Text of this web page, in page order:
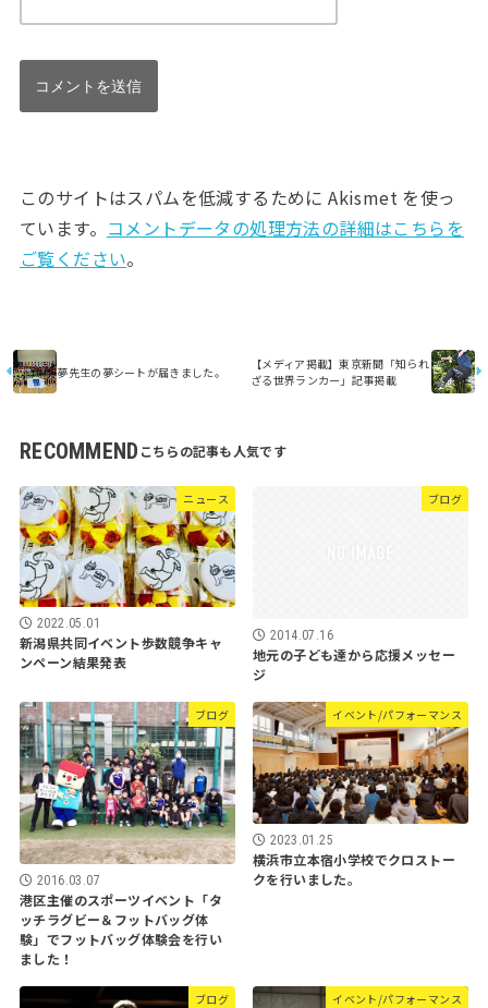
このサイトはスパムを低減するために Akismet を使っ
ています。 コメントデータの処理方法の詳細はこちらを
ご覧ください。
夢先生の夢シートが届きました。
【メディア掲載】東京新聞「知られ
ざる世界ランカー」記事掲載
RECOMMEND
ニュース
2022.05.01
新潟県共同イベント歩数競争キャ
ンペーン結果発表
ブログ
2014.07.16
地元の子ども達から応援メッセー
ジ
ブログ
2016.03.07
港区主催のスポーツイベント「タ
ッチラグビー＆フットバッグ体
験」でフットバッグ体験会を行い
ました！
イベント/パフォーマンス
2023.01.25
横浜市立本宿小学校でクロストー
クを行いました。
ブログ イベント/パフォーマンス